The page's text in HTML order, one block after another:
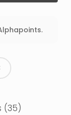
(35)